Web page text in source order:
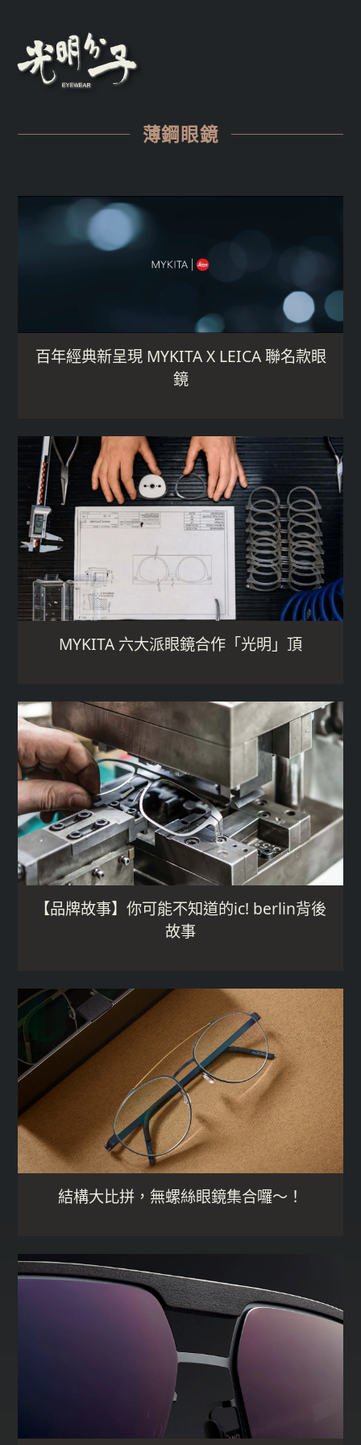
薄鋼眼鏡
百年經典新呈現 MYKITA X LEICA 聯名款眼
鏡
MYKITA 六大派眼鏡合作「光明」頂
【品牌故事】你可能不知道的ic! berlin背後
故事
結構大比拼，無螺絲眼鏡集合囉～！